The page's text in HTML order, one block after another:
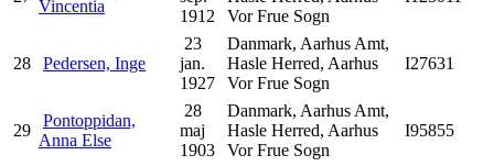
Vincentia
1912
Vor Frue Sogn
28 Pedersen, Inge
23
jan.
1927
Danmark, Aarhus Amt,
Hasle Herred, Aarhus
Vor Frue Sogn
I27631
29
Pontoppidan,
Anna Else
28
maj
1903
Danmark, Aarhus Amt,
Hasle Herred, Aarhus
Vor Frue Sogn
I95855